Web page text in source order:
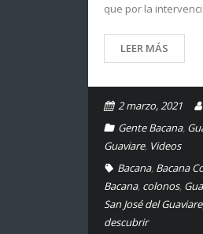
que por la
LEER MÁS
2 marzo, 2021
Gente Bacana,
Guaviare, Videos
Bacana, Bacana
Bacana, colonos,
San José del Guaviare
descubrir